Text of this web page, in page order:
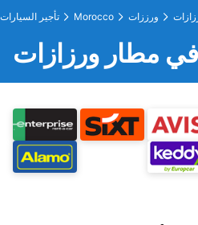
تأجير السيارات Morocco ورززات
مطار ورزازات